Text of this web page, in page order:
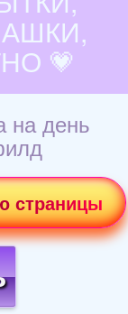
💗
на день
страницы